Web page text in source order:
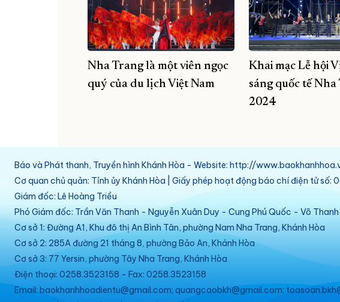
Nha Trang là một viên ngọc
quý của du lịch Việt Nam
Khai mạc Lễ hội
sáng quốc tế Nha
2024
Báo và Phát thanh, Truyền hình Khánh Hòa - Website: http://
Cơ quan chủ quản: Tỉnh ủy Khánh Hòa | Giấy phép hoạt động báo chí điện tử
Giám đốc: Lê Hoàng Triều
Phó Giám đốc: Trần Văn Thanh - Nguyễn Xuân Duy - Cung Phú Quốc - Võ
Cơ sở 1: Đường A1, Khu đô thị An Bình Tân, phường Nam Nha Trang, Khánh Hòa
Cơ sở 2: 285A đường 21 tháng 8, phường Bảo An, Khánh Hòa
Cơ sở 3: 77 Yersin, phường Tây Nha Trang, Khánh Hòa
Điện thoại: 0258.3523158 - Fax: 0258.3523158
Email: baokhanhhoadientu@gmail.com; quangcaobkh@gmail.com;